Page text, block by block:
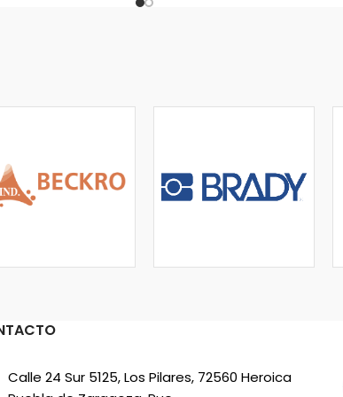
Calle 24 Sur 5125, Los Pilares, 72560 Heroica